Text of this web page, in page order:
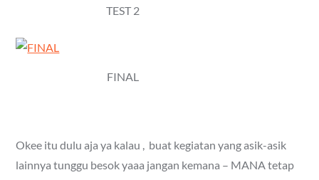
TEST 2
FINAL
Okee itu dulu aja ya kalau , buat kegiatan yang asik-asik
lainnya tunggu besok yaaa jangan kemana – MANA tetap